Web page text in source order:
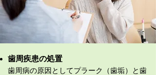
歯周疾患の処置
歯周病の原因としてプラーク（歯垢）と歯